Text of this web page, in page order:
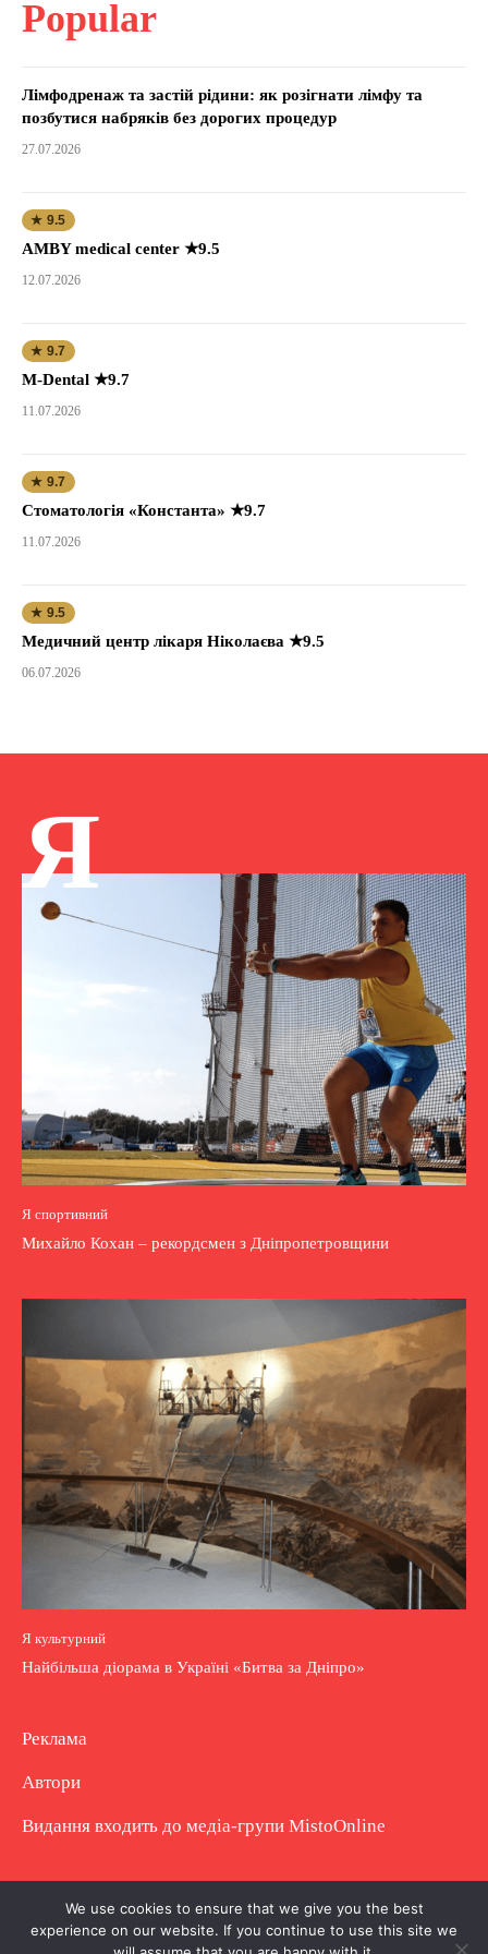
Popular
Лімфодренаж та застій рідини: як розігнати лімфу та
позбутися набряків без дорогих процедур
27.07.2026
★ 9.5
AMBY medical center ★9.5
12.07.2026
★ 9.7
M-Dental ★9.7
11.07.2026
★ 9.7
Стоматологія «Константа» ★9.7
11.07.2026
★ 9.5
Медичний центр лікаря Ніколаєва ★9.5
06.07.2026
Я
Я спортивний
Михайло Кохан – рекордсмен з Дніпропетровщини
Я культурний
Найбільша діорама в Україні «Битва за Дніпро»
Реклама
Автори
Видання входить до медіа-групи MistoOnline
Copyright © Повне використання матеріалу
заборонено. Частково можна з гіперпосиланням.
We use cookies to ensure that we give you the best
experience on our website. If you continue to use this site we